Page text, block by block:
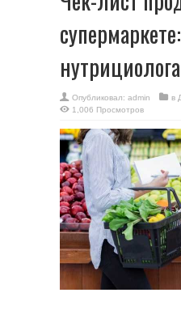
нутрициолога
Опубликовал: admin в
1,006 Просмотров